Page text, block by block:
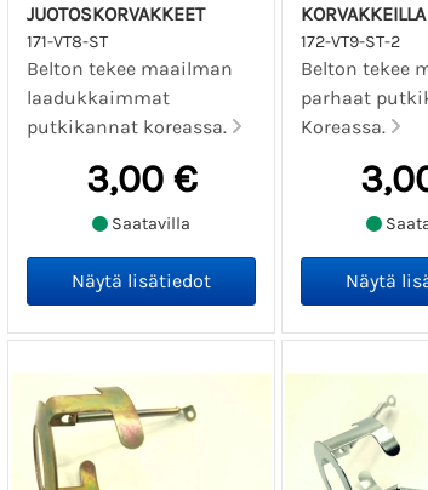
JUOTOSKORVAKKEET
171-VT8-ST
Belton tekee maailman
laadukkaimmat
putkikannat koreassa.
3,00 €
Saatavilla
KORVAKKEILLA
172-VT9-ST-2
Belton tekee
parhaat
Koreassa.